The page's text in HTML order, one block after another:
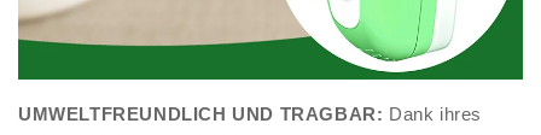
UMWELTFREUNDLICH UND TRAGBAR: Dank ihres